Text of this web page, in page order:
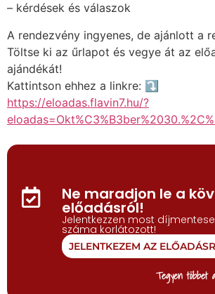
– kérdések és válaszok
A rendezvény ingyenes, de ajánlott a
Töltse ki az űrlapot és vegye át az
ajándékát!
Kattintson ehhez a linkre: ⤵️
https://eloadas.flavin7.hu/?
Tegyen többet
Ne maradjon le a
előadásról!
Jelentkezzen most
száma korlátozott!
JELENTKEZEM AZ